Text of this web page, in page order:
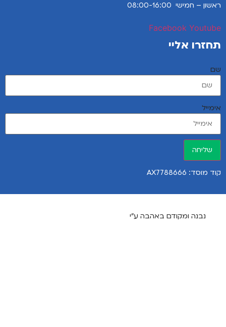
ראשון – חמישי 08:00-16:00
Facebook Youtube
תחזרו אליי
שם
אימייל
שליחה
קוד מוסד: AX7788666
נבנה ומקודם באהבה ע"י